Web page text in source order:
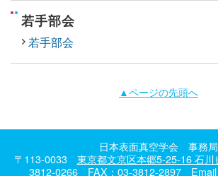
若手部会
若手部会
▲ページの先頭へ
日本表面真空学会 事務局
〒113-0033 東京都文京区本郷5-25-16 石川
3812-0266 FAX：03-3812-2897 Email